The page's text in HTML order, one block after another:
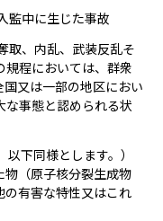
監中に生じた事故
取、内乱、武装反乱そ
規程においては、群衆
又は一部の地区におい
な事態と認められる状
下同様とします。）
（原子核分裂生成物
の有害な特性又はこれ